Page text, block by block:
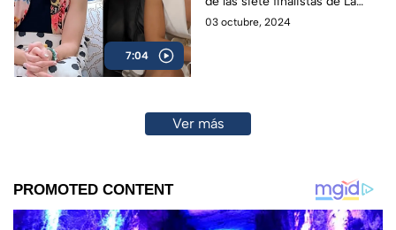
7:04
Academia 2024, reaccionó a
03 octubre, 2024
Ver más